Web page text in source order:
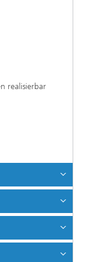
realisierbar